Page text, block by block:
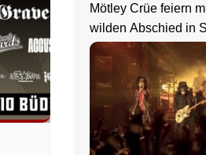
Mötley Crüe feiern
wilden Abschied in